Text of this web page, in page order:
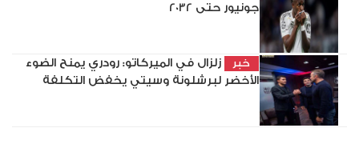
جونيور حتى 2032
خبر
زلزال في الميركاتو: رودري يمنح الضوء
الأخضر لبرشلونة وسيتي يخفض التكلفة